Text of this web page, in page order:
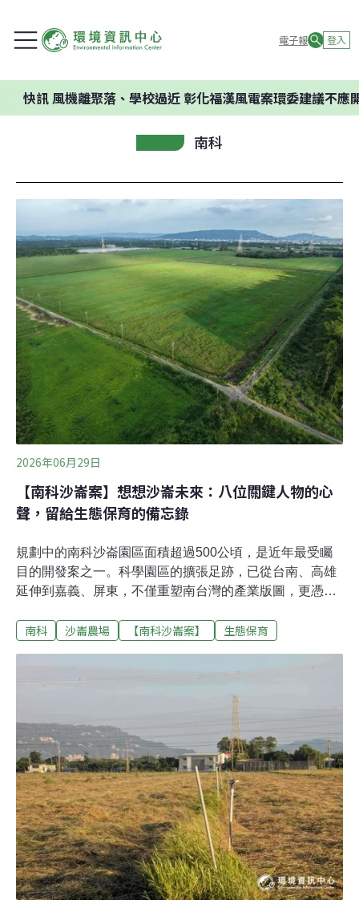
電子報 登入
機離聚落、學校過近 彰化福漢風電案環委建議不應開發
南科
2026年06月29日
【南科沙崙案】想想沙崙未來：八位關鍵人物的心
聲，留給生態保育的備忘錄
規劃中的南科沙崙園區面積超過500公頃，是近年最受矚
目的開發案之一。科學園區的擴張足跡，已從台南、高雄
延伸到嘉義、屏東，不僅重塑南台灣的產業版圖，更憑藉
關鍵地位。高科技與生態能否共存，取決於人們對同一塊
《環境資訊中心》邀請關心沙崙開發的學者、保育團體及
官員，共同回答「30年後的沙崙會是什麼模樣？」有人期
待，未來偶爾還能看見一至三隻草鴞飛過；有的人願景比
較大，想借鏡國外「由下而上」的自然保護經驗，讓時間
倒轉，不再只是科技園區的無盡擴張，反而是擴大自然棲
地。有人描繪出沙崙是一個父母帶著孩子觀察生態的地
方；有人則憂慮最現實的問題——微氣候調節功能消失
後，此地會不會直接熱3度？有的人已開始預見逐漸「竹
北化」的台南。以下內容為受訪者口述、經記者採訪整理
而成。「這片土地是父母可以帶著孩子來觀察生態的地
南科 沙崙農場 【南科沙崙案】 生態保育